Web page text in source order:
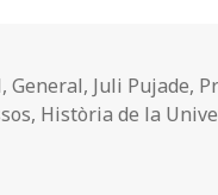
,General, Juli Pujade,
, Història de la